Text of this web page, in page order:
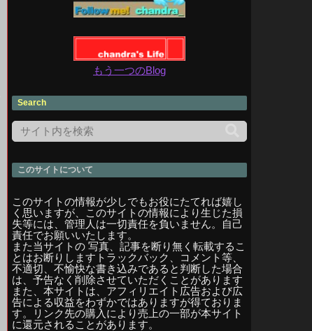
もう一つのBlog
Search
このサイトについて
このサイトの情報が少しでもお役にたてれば嬉し
く思いますが、このサイトの情報により生じた損
失等には、管理人は一切責任を負いません。自己
責任でお願いいたします。
また当サイトの 写真、記事を断り無く転載するこ
とはお断りしますトラックバック、コメント等、
不適切、不愉快な書き込みであると判断した場合
は、予告なく削除させていただくことがあります
また、本サイトは、アフィリエイト広告および広
告による収益をわずかではありますが得ておりま
す。リンク先の購入により売上の一部が本サイト
に還元されることがあります。